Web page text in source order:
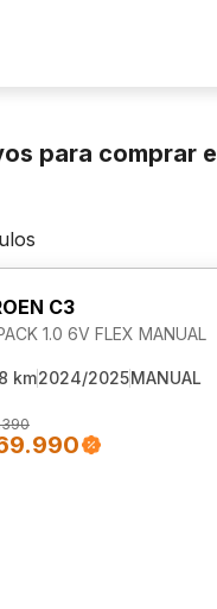
para comprar
C3
1.0 6V FLEX MANUAL
km2024/2025MANUAL